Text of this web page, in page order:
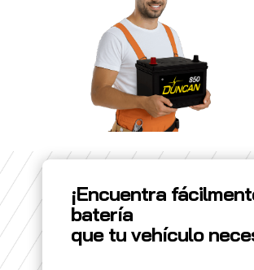
¡Encuentra
batería
que tu vehículo